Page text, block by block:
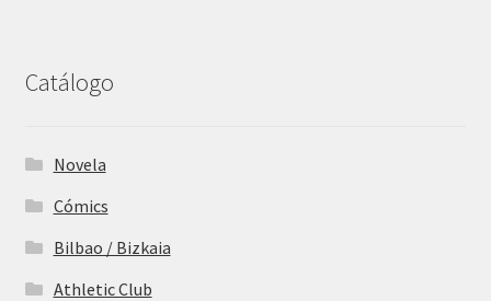
Catálogo
Novela
Cómics
Bilbao / Bizkaia
Athletic Club